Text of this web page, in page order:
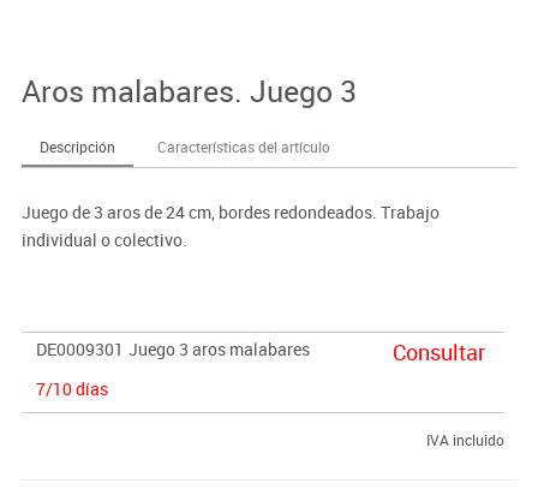
Aros malabares. Juego 3
Descripción Características del artículo
Juego de 3 aros de 24 cm, bordes redondeados. Trabajo
individual o colectivo.
DE0009301 Juego 3 aros malabares
7/10 días
Consultar
IVA incluido